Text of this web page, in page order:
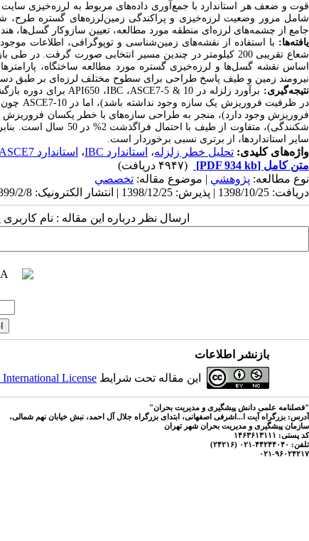
شامل مرور وضعیت لرزه‌خیزی و پراکندگی زمین‌لرزه‌های گستره طرح،
جامع از چشمه‌های لرزه‌ای منطقه مورد مطالعه، تعیین سازوکار گسل‌ها،
یافته‌ها: با استفاده از نقشه‌های زمین‌شناسی و توپوگرافی، اطلاعات
شعاع تقریبی 200 کیلومتر در چندین مسیر انتخابی صورت
اساس نقشه گسل‌ها و لرزه‌خیزی گستره مورد مطالعه ساختگاه،
نیرومند زمین و طیف پاسخ طراحی برای سطوح مختلف لرزه‌ای بر طبق
نتیجه‌گیری: برآورد زلزله در ASCE7-5 & 10، IBC، API650
در ظرفیت فروریزش یک سازه وجود نداشته باشد)، اما درASCE7-10
فروریزش وجود دارد)، منجر به طراحی سازه‌های با خطر یکسان فروریزش
شکنندگی)، متفاوت از طیف با احتمال فراگذشت 2% در 50 سال است. بنابراین استاندارد
سایر استانداردها، از برتری نسبی برخوردار است.
واژه‌های کلیدی: تحلیل خطر زلزله، استاندارد IBC ، استاندارد ASCE7
متن کامل [PDF 934 kb]
(۴۹۴۷ دریافت)
نوع مطالعه: پژوهشي | موضوع مقاله: تخصصي
دریافت: 1398/10/25 | پذیرش: 1398/12/25 | انتشار الکترونیک: 1399/2/8
ارسال نظر درباره این مقاله : نام
بازنشر اطلاعات
این مقاله تحت شرایط License
"فصلنامه علمی دانش پیشگیری و مدیریت بحران"
آدرس: بزرگراه آیت ا...اشرفی اصفهانی، ابتدای بزرگراه جلال آل احمد، نبش خیابان نهم شمالی،
سازمان پیشگیری و مدیریت بحران شهر تهران
کد پستی: ۱۴۶۳۶۱۳۱۱۱
تلفن: ۴۴۲۴۴۰۴۰-۰۲۱ (۲۴۲۱۶)
۰۲۱-۹۶۰۲۴۲۱۷